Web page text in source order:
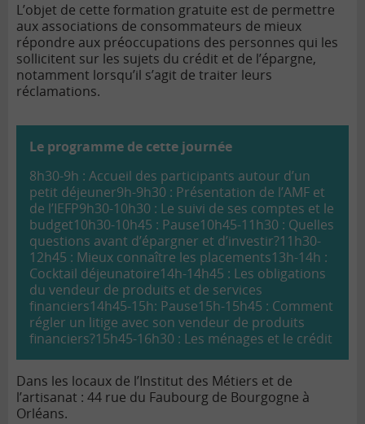
L’objet de cette formation gratuite est de permettre
aux associations de consommateurs de mieux
répondre aux préoccupations des personnes qui les
sollicitent sur les sujets du crédit et de l’épargne,
notamment lorsqu’il s’agit de traiter leurs
réclamations.
Le programme de cette journée
8h30-9h : Accueil des participants autour d’un
petit déjeuner9h-9h30 : Présentation de l’AMF et
de l’IEFP9h30-10h30 : Le suivi de ses comptes et le
budget10h30-10h45 : Pause10h45-11h30 : Quelles
questions avant d’épargner et d’investir?11h30-
12h45 : Mieux connaître les placements13h-14h :
Cocktail déjeunatoire14h-14h45 : Les obligations
du vendeur de produits et de services
financiers14h45-15h: Pause15h-15h45 : Comment
régler un litige avec son vendeur de produits
financiers?15h45-16h30 : Les ménages et le crédit
Dans les locaux de l’Institut des Métiers et de
l’artisanat : 44 rue du Faubourg de Bourgogne à
Orléans.